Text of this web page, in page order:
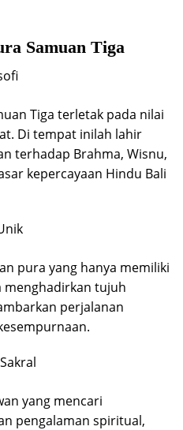
Samuan Tiga
Tiga terletak pada nilai
Di tempat inilah lahir
terhadap Brahma, Wisnu,
kepercayaan Hindu Bali
pura yang hanya memiliki
menghadirkan tujuh
perjalanan
yang mencari
pengalaman spiritual,